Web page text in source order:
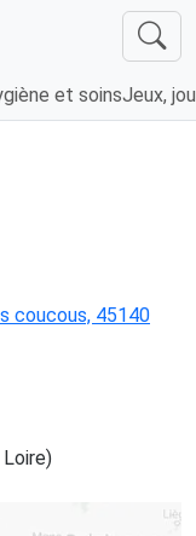
et soinsJeux,
coucous, 45140